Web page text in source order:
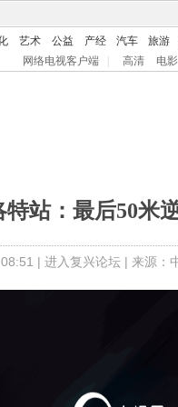
艺术 公益 产经 汽车 旅游
网络电视客户端 高清 电影
站：最后50米
| 进入复兴论坛 | 来源：